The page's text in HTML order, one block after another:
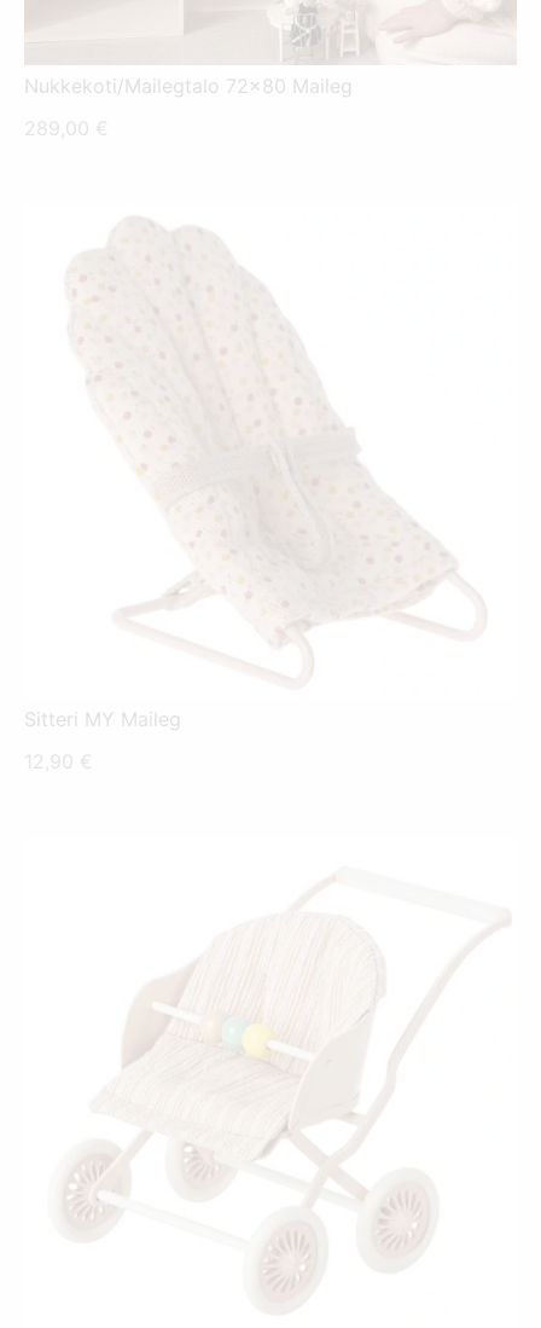
Nukkekoti/Mailegtalo 72x80 Maileg
289,00 €
Sitteri MY Maileg
12,90 €